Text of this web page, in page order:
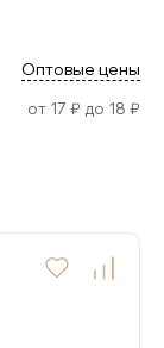
Оптовые цены
от 17 ₽ до 18 ₽